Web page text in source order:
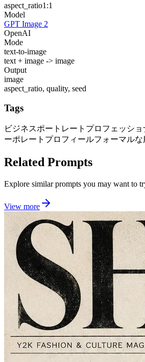
aspect_ratio1:1
Model
GPT Image 2
OpenAI
Mode
text-to-image
text + image -> image
Output
image
aspect_ratio, quality, seed
Tags
ビジネスポートレート プロフェッショ
ーポレートプロフィールフォーマルな
Related Prompts
Explore similar prompts you may want to
View more